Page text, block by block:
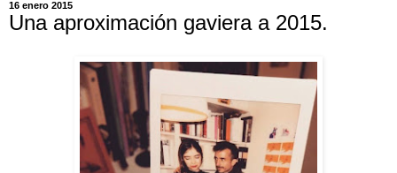
16 enero 2015
Una aproximación gaviera a 2015.